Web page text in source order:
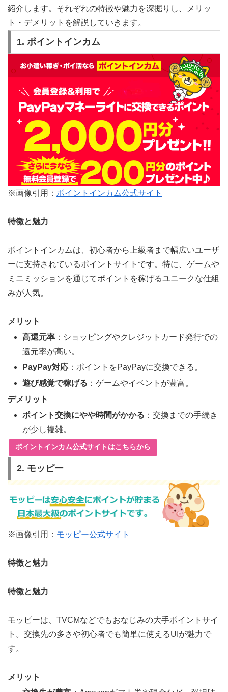
紹介します。それぞれの特徴や魅力を深掘りし、メリッ
ト・デメリットを解説していきます。
1. ポイントインカム
※画像引用： ポイントインカム公式サイト
特徴と魅力
ポイントインカムは、初心者から上級者まで幅広いユーザ
ーに支持されているポイントサイトです。特に、ゲームや
ミニミッションを通じてポイントを稼げるユニークな仕組
みが人気。
メリット
高還元率 ：ショッピングやクレジットカード発行での
還元率が高い。
PayPay対応 ：ポイントをPayPayに交換できる。
遊び感覚で稼げる ：ゲームやイベントが豊富。
デメリット
ポイント交換にやや時間がかかる ：交換までの手続き
が少し複雑。
ポイントインカム公式サイトはこちらから
2. モッピー
※画像引用： モッピー公式サイト
特徴と魅力
特徴と魅力
モッピーは、TVCMなどでもおなじみの大手ポイントサイ
ト。交換先の多さや初心者でも簡単に使えるUIが魅力で
す。
メリット